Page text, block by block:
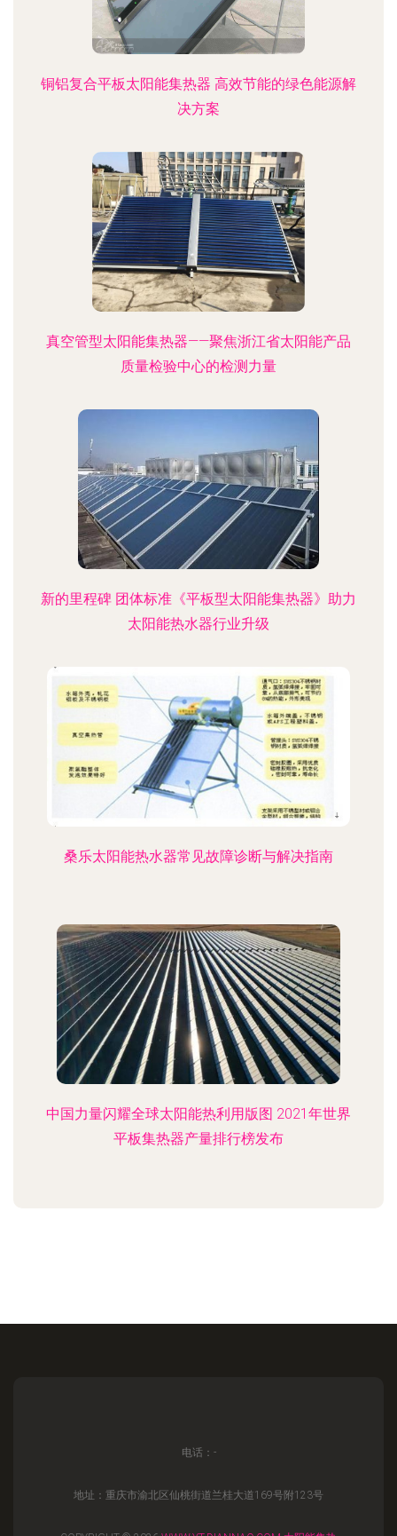
铜铝复合平板太阳能集热器 高效节能的绿色能源解
决方案
真空管型太阳能集热器——聚焦浙江省太阳能产品
质量检验中心的检测力量
新的里程碑 团体标准《平板型太阳能集热器》助力
太阳能热水器行业升级
桑乐太阳能热水器常见故障诊断与解决指南
中国力量闪耀全球太阳能热利用版图 2021年世界
平板集热器产量排行榜发布
电话：-
地址：重庆市渝北区仙桃街道兰桂大道169号附123号